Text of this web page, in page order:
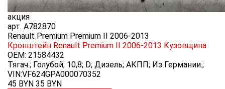
акция
арт. A782870
Renault Premium Premium II 2006-2013
Кронштейн Renault Premium II 2006-2013 Кузовщина
OEM: 21584432
Тягач.; Голубой; 10,8; D; Дизель; АКПП; Из Германии.;
VIN:VF624GPA000070352
45 BYN 35 BYN